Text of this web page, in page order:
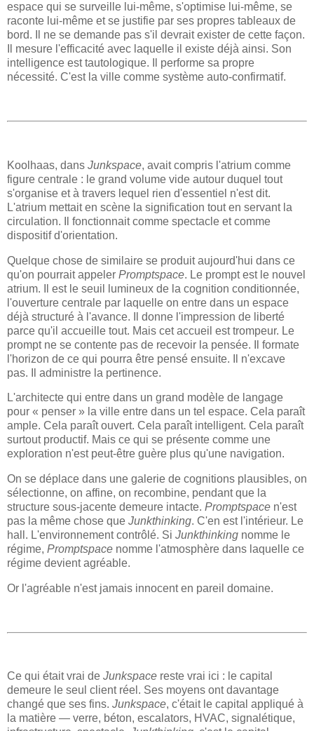
espace qui se surveille lui-même, s'optimise lui-même, se
raconte lui-même et se justifie par ses propres tableaux de
bord. Il ne se demande pas s'il devrait exister de cette façon.
Il mesure l'efficacité avec laquelle il existe déjà ainsi. Son
intelligence est tautologique. Il performe sa propre
nécessité. C'est la ville comme système auto-confirmatif.
Koolhaas, dans Junkspace, avait compris l'atrium comme
figure centrale : le grand volume vide autour duquel tout
s'organise et à travers lequel rien d'essentiel n'est dit.
L'atrium mettait en scène la signification tout en servant la
circulation. Il fonctionnait comme spectacle et comme
dispositif d'orientation.
Quelque chose de similaire se produit aujourd'hui dans ce
qu'on pourrait appeler Promptspace. Le prompt est le nouvel
atrium. Il est le seuil lumineux de la cognition conditionnée,
l'ouverture centrale par laquelle on entre dans un espace
déjà structuré à l'avance. Il donne l'impression de liberté
parce qu'il accueille tout. Mais cet accueil est trompeur. Le
prompt ne se contente pas de recevoir la pensée. Il formate
l'horizon de ce qui pourra être pensé ensuite. Il n'excave
pas. Il administre la pertinence.
L'architecte qui entre dans un grand modèle de langage
pour « penser » la ville entre dans un tel espace. Cela paraît
ample. Cela paraît ouvert. Cela paraît intelligent. Cela paraît
surtout productif. Mais ce qui se présente comme une
exploration n'est peut-être guère plus qu'une navigation.
On se déplace dans une galerie de cognitions plausibles, on
sélectionne, on affine, on recombine, pendant que la
structure sous-jacente demeure intacte. Promptspace n'est
pas la même chose que Junkthinking. C'en est l'intérieur. Le
hall. L'environnement contrôlé. Si Junkthinking nomme le
régime, Promptspace nomme l'atmosphère dans laquelle ce
régime devient agréable.
Or l'agréable n'est jamais innocent en pareil domaine.
Ce qui était vrai de Junkspace reste vrai ici : le capital
demeure le seul client réel. Ses moyens ont davantage
changé que ses fins. Junkspace, c'était le capital appliqué à
la matière — verre, béton, escalators, HVAC, signalétique,